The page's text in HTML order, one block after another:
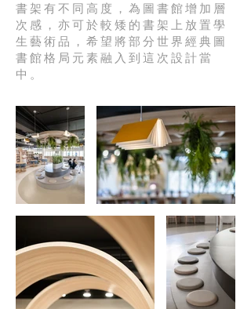
書架有不同高度，為圖書館增加層
次感，亦可於較矮的書架上放置學
生藝術品，希望將部分世界經典圖
書館格局元素融入到這次設計當
中。